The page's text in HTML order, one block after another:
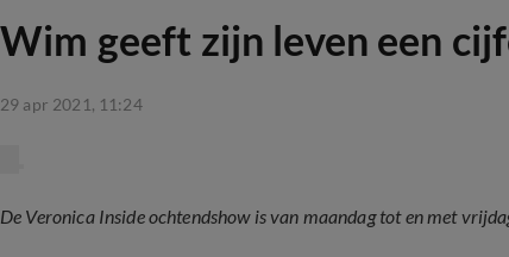
Wim geeft zijn leven een
29 apr 2021, 11:24
De Veronica Inside ochtendshow is van maandag tot en met